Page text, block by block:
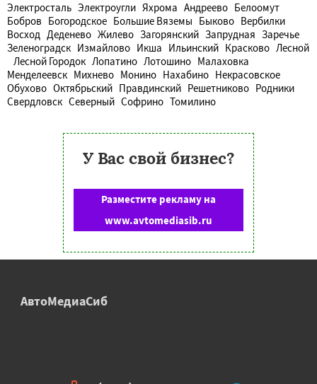
Электросталь Электроугли Яхрома Андреево Белоомут
Бобров Богородское Большие Вяземы Быково Вербилки
Восход Деденево Жилево Загорянский Запрудная Заречье
Зеленоградск Измайлово Икша Ильинский Красково Лесной
Лесной Городок Лопатино Лотошино Малаховка
Менделеевск Михнево Монино Нахабино Некрасовское
Обухово Октябрьский Правдинский Решетниково Родники
Свердловск Северный Софрино Томилино
У Вас свой бизнес?
Разместите рекламу на
www.avtomediasib.ru
АвтоМедиаСиб